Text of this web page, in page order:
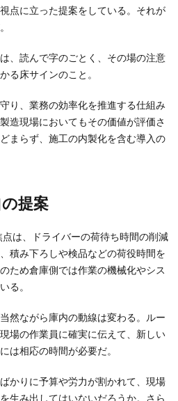
点に立った提案をしている。それが
、読んで字のごとく、その場の注意
る床サインのこと。
り、業務の効率化を推進する仕組み
造現場においてもその価値が評価さ
まらず、施工の内製化を含む導入の
の提案
は、ドライバーの荷待ち時間の削減
積み下ろしや検品などの荷役時間を
ため倉庫側では作業の機械化やシス
る。
然ながら庫内の動線は変わる。ルー
場の作業員に確実に伝えて、新しい
は相応の時間が必要だ。
かりに予算や労力が割かれて、現場
生み出してはいないだろうか。さら